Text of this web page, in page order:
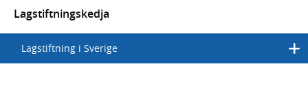
en
lista
med
sökförslag
Lagstiftningskedja
Lagstiftning i Sverige